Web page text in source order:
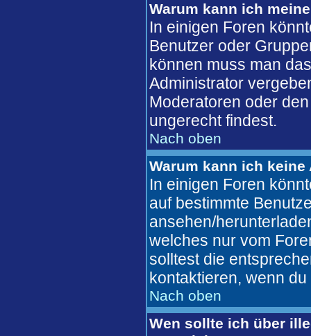
Warum kann ich
In einigen Foren
Benutzer oder
können muss man
Administrator
Moderatoren oder
ungerecht findest.
Nach oben
Warum kann ich
In einigen Foren
auf bestimmte
ansehen/
welches nur vom
solltest die
kontaktieren, wenn
Nach oben
Wen sollte ich über